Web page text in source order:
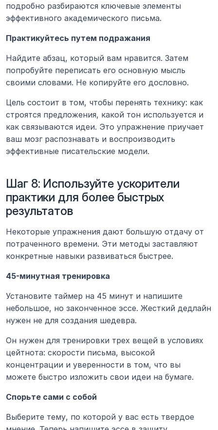
подробно разбираются ключевые элементы
эффективного академического письма.
Практикуйтесь путем подражания
Найдите абзац, который вам нравится. Затем
попробуйте переписать его основную мысль
своими словами. Не копируйте его дословно.
Цель состоит в том, чтобы перенять технику: как
строятся предложения, какой тон используется и
как связываются идеи. Это упражнение приучает
ваш мозг распознавать и воспроизводить
эффективные писательские модели.
Шаг 8: Используйте ускорители
практики для более быстрых
результатов
Некоторые упражнения дают большую отдачу от
потраченного времени. Эти методы заставляют
конкретные навыки развиваться быстрее.
45-минутная тренировка
Установите таймер на 45 минут и напишите
небольшое, но законченное эссе. Жесткий дедлайн
нужен не для создания шедевра.
Он нужен для тренировки трех вещей в условиях
цейтнота: скорости письма, высокой
концентрации и уверенности в том, что вы
можете быстро изложить свои идеи на бумаге.
Спорьте сами с собой
Выберите тему, по которой у вас есть твердое